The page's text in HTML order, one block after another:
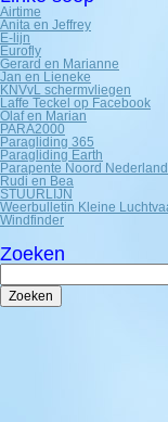
Airtime
Anita en Jeffrey
E-lijn
Eurofly
Gerard en Marianne
Jan en Lieneke
KNVvL schermvliegen
Laffe Teckel op Facebook
Olaf en Marian
PARA2000
Paragliding 365
Paragliding Earth
Parapente Noord Nederland
Rudi en Bea
STUURLIJN
Weerbulletin Kleine
Windfinder
Zoeken
Zoeken
naar: